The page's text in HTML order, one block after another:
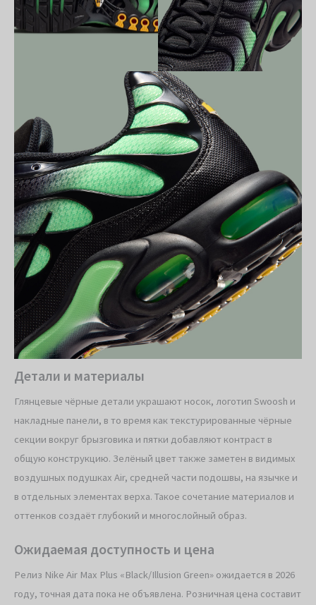
Детали и материалы
Глянцевые чёрные детали украшают носок, логотип Swoosh и
накладные панели, в то время как текстурированные чёрные
секции вокруг брызговика и пятки добавляют контраст в
общую конструкцию. Зелёный цвет также заметен в видимых
воздушных подушках Air, средней части подошвы, на язычке и
в отдельных элементах верха. Такое сочетание материалов и
оттенков создаёт глубокий и многослойный образ.
Ожидаемая доступность и цена
Релиз Nike Air Max Plus «Black/Illusion Green» ожидается в 2026
году, точная дата пока не объявлена. Розничная цена составит